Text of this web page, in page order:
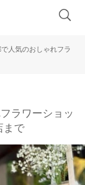
で人気のおしゃれフラ
ラワーショッ
まで